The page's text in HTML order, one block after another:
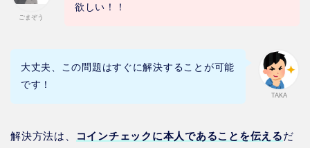
ごまぞう
欲しい！！
TAKA
大丈夫、この問題はすぐに解決することが可能
です！
解決方法は、 コインチェックに本人であることを伝えるだ